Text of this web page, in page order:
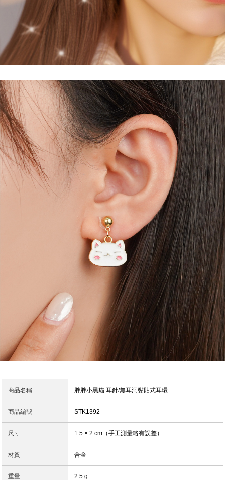
商品名稱 胖胖小黑貓 耳針/無耳洞黏貼式耳環
商品編號 STK1392
尺寸 1.5 × 2 cm（手工測量略有誤差）
材質 合金
重量 2.5 g